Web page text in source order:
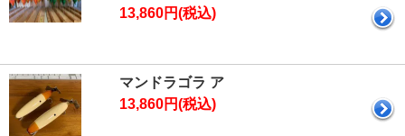
13,860円(税込)
マンドラゴラ ア
13,860円(税込)